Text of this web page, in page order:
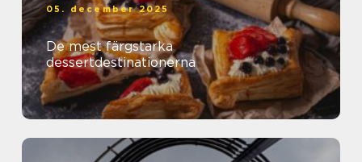
05. december 2025
De mest färgstarka
dessertdestinationerna